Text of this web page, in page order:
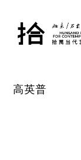
高英普